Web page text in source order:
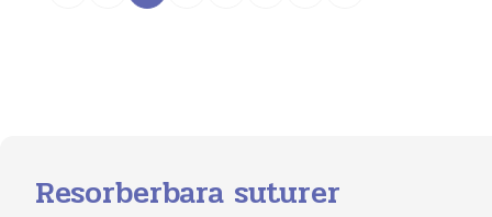
Resorberbara suturer